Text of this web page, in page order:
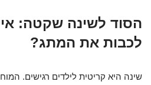
הסוד לשינה שקטה:
לכבות את המתג?
שינה היא קריטית לילדים רגישים.